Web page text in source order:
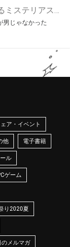
CDショップで働いているミステリアスな「おにーさん」が気になってしょうがない女子高生・あや。 しかし「おにーさん」の正体は、話したこともない、クラスメイトの目立たない女子・みつきだった――。 Twitterで最高に注目を集める女同士の「愛情」を巡る物語、待望の書籍化。 みつきの過去をめぐる、描き下ろしストーリーを収録。 SNSで話題沸騰！！新井すみこ先生『気になってる人が男じゃなかった』がついに待望の書籍となって4月19日発売！ とらのあなでは刊行を記念して描き下ろし入り8P小冊子付きとらのあな限定版を発売致します！ 店舗・通販にて予約開始！とらのあな限定版は数量限定生産となりますので、お早めにご予約下さい！ ※描き下ろしの内容はとらのあな限定です。他社様の有償特典とは内容は異なります。
男じゃなかった
ア・イベント
他 電子書籍
ル
ゲーム
り2020夏
のメルマガ